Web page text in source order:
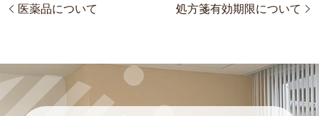
医薬品について 処方箋有効期限について